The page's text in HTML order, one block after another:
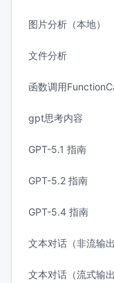
图片分析（本地）
文件分析
函数调用
gpt思考内容
GPT-5.1 指南
GPT-5.2 指南
GPT-5.4 指南
文本对话（非流输出
文本对话（流式输出